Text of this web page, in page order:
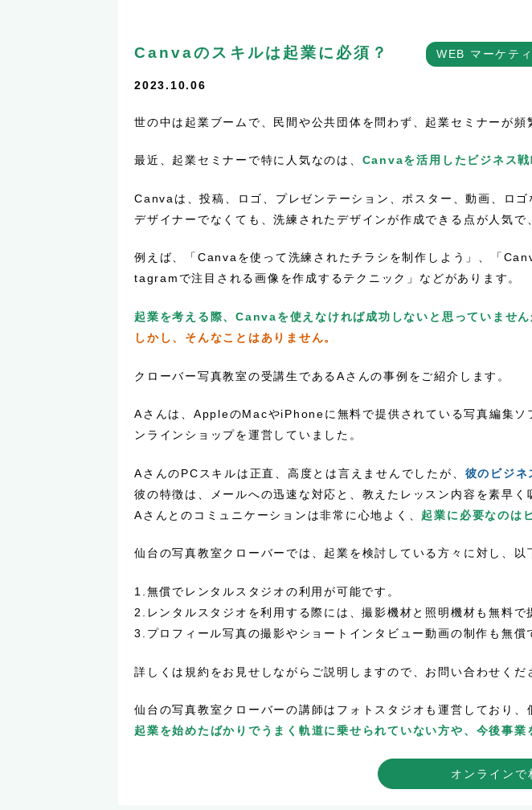
Canvaのスキルは起業に必須？ WEB マーケテ
2023.10.06
世の中は起業ブームで、民間や公共団体を問わず、起業セミナーが頻
最近、起業セミナーで特に人気なのは、 Canvaを活用したビジネス戦
Canvaは、投稿、ロゴ、プレゼンテーション、ポスター、動画、ロ
デザイナーでなくても、洗練されたデザインが作成できる点が人気で
例えば、「Canvaを使って洗練されたチラシを制作しよう」、「
tagramで注目される画像を作成するテクニック」などがあります。
起業を考える際、Canvaを使えなければ成功しないと思っていません
しかし、そんなことはありません。
クローバー写真教室の受講生であるAさんの事例をご紹介します。
Aさんは、AppleのMacやiPhoneに無料で提供されている写真編集
ンラインショップを運営していました。
AさんのPCスキルは正直、高度とは言えませんでしたが、 彼のビジネ
彼の特徴は、メールへの迅速な対応と、教えたレッスン内容を素早く
Aさんとのコミュニケーションは非常に心地よく、 起業に必要なのは
仙台の写真教室クローバーでは、起業を検討している方々に対し、以
1.無償でレンタルスタジオの利用が可能です。
2.レンタルスタジオを利用する際には、撮影機材と照明機材も無料で
3.プロフィール写真の撮影やショートインタビュー動画の制作も無償
詳しくは規約をお見せしながらご説明しますので、お問い合わせくだ
仙台の写真教室クローバーの講師はフォトスタジオも運営しており、
起業を始めたばかりでうまく軌道に乗せられていない方や、今後事
オンラインで